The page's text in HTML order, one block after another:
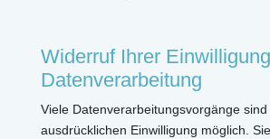
Widerruf Ihrer
Datenverarbeitung
Viele Datenverarbeitungsvorgänge
ausdrücklichen Einwilligung möglich.